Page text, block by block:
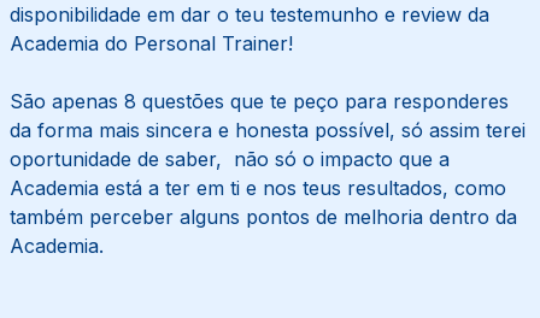
disponibilidade em dar o teu testemunho e review da
Academia do Personal Trainer!
São apenas 8 questões que te peço para responderes
da forma mais sincera e honesta possível, só assim terei
oportunidade de saber,  não só o impacto que a
Academia está a ter em ti e nos teus resultados, como
também perceber alguns pontos de melhoria dentro da
Academia.